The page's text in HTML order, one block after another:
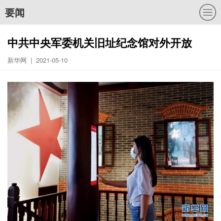
要闻
中共中央军委机关旧址纪念馆对外开放
新华网 | 2021-05-10